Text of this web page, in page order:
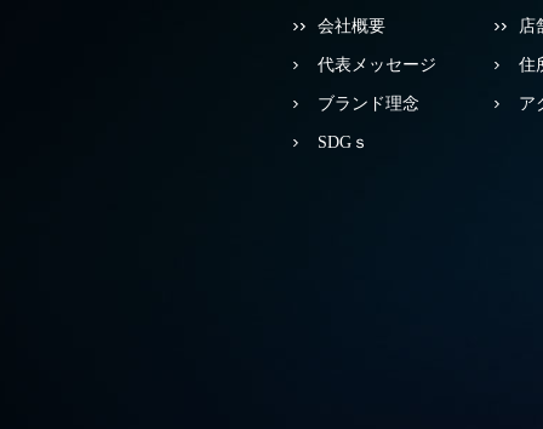
会社概要
代表メッセージ
ブランド理念
SDGｓ
店
住
ア